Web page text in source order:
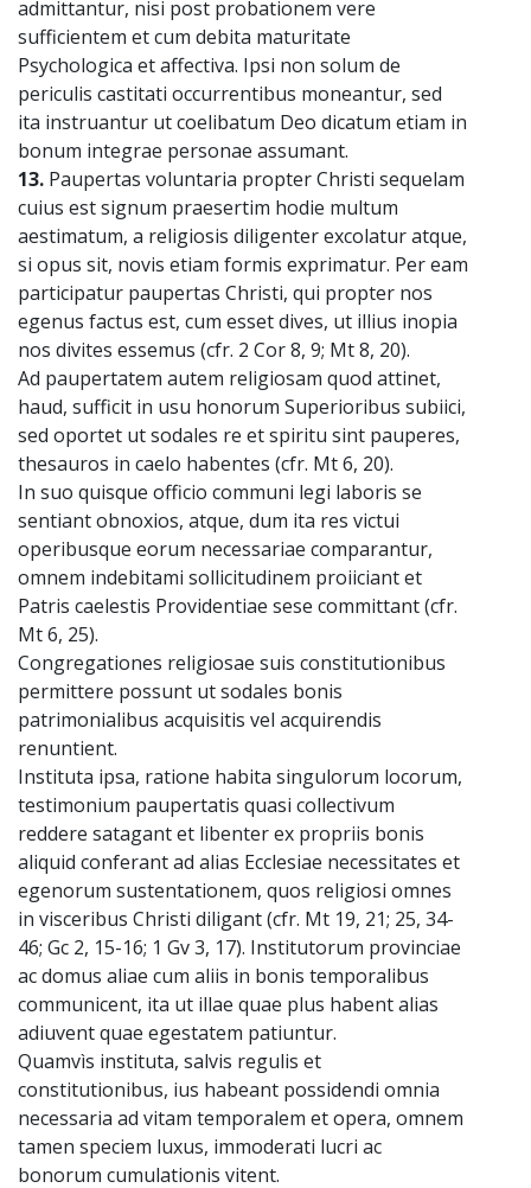
admittantur, nisi post probationem vere
sufficientem et cum debita maturitate
Psychologica et affectiva. Ipsi non solum de
periculis castitati occurrentibus moneantur, sed
ita instruantur ut coelibatum Deo dicatum etiam in
bonum integrae personae assumant.
13. Paupertas voluntaria propter Christi sequelam
cuius est signum praesertim hodie multum
aestimatum, a religiosis diligenter excolatur atque,
si opus sit, novis etiam formis exprimatur. Per eam
participatur paupertas Christi, qui propter nos
egenus factus est, cum esset dives, ut illius inopia
nos divites essemus (cfr. 2 Cor 8, 9; Mt 8, 20).
Ad paupertatem autem religiosam quod attinet,
haud, sufficit in usu honorum Superioribus subiici,
sed oportet ut sodales re et spiritu sint pauperes,
thesauros in caelo habentes (cfr. Mt 6, 20).
In suo quisque officio communi legi laboris se
sentiant obnoxios, atque, dum ita res victui
operibusque eorum necessariae comparantur,
omnem indebitami sollicitudinem proiiciant et
Patris caelestis Providentiae sese committant (cfr.
Mt 6, 25).
Congregationes religiosae suis constitutionibus
permittere possunt ut sodales bonis
patrimonialibus acquisitis vel acquirendis
renuntient.
Instituta ipsa, ratione habita singulorum locorum,
testimonium paupertatis quasi collectivum
reddere satagant et libenter ex propriis bonis
aliquid conferant ad alias Ecclesiae necessitates et
egenorum sustentationem, quos religiosi omnes
in visceribus Christi diligant (cfr. Mt 19, 21; 25, 34-
46; Gc 2, 15-16; 1 Gv 3, 17). Institutorum provinciae
ac domus aliae cum aliis in bonis temporalibus
communicent, ita ut illae quae plus habent alias
adiuvent quae egestatem patiuntur.
Quamvìs instituta, salvis regulis et
constitutionibus, ius habeant possidendi omnia
necessaria ad vitam temporalem et opera, omnem
tamen speciem luxus, immoderati lucri ac
bonorum cumulationis vitent.